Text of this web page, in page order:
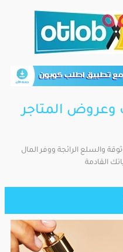
وعروض المتاجر
والسلع الرائجة ووفر المال
القادمة